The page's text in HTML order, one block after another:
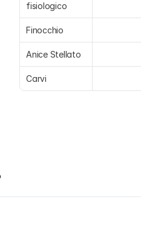
fisiologico
Finocchio
Anice Stellato
Carvi